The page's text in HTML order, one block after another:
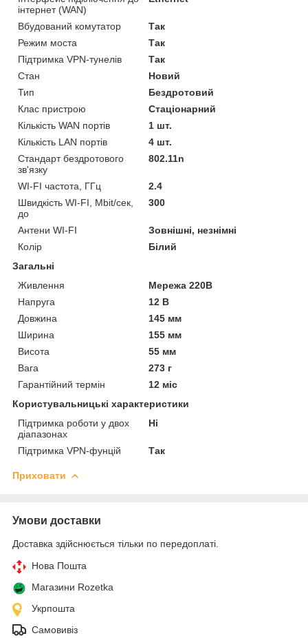
інтернет (WAN)
Вбудований комутатор
Так
Режим моста
Так
Підтримка VPN-тунелів
Так
Стан
Новий
Тип
Бездротовий
Клас пристрою
Стаціонарний
Кількість WAN портів
1 шт.
Кількість LAN портів
4 шт.
Стандарт бездротового
зв'язку
802.11n
WI-FI частота, ГГц
2.4
Швидкість WI-FI, Mbit/сек,
до
300
Антени WI-FI
Зовнішні, незнімні
Колір
Білий
Загальні
Живлення
Мережа 220В
Напруга
12 В
Довжина
145 мм
Ширина
155 мм
Висота
55 мм
Вага
273 г
Гарантійний термін
12 міс
Користувальницькі характеристики
Підтримка роботи у двох
діапазонах
Ні
Підтримка VPN-фунцій Так
Приховати
Умови доставки
Доставка здійснюється тільки по передоплаті.
Нова Пошта
Магазини Rozetka
Укрпошта
Самовивіз